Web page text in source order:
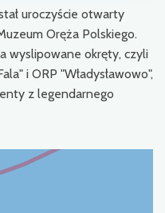
uroczyście otwarty
Oręża Polskiego.
wyslipowane okręty, czyli
i ORP "Władysławowo",
z legendarnego